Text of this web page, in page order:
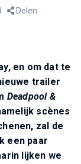
Delen
en om dat te
trailer
Deadpool &
scènes
zal de
een paar
lijken we